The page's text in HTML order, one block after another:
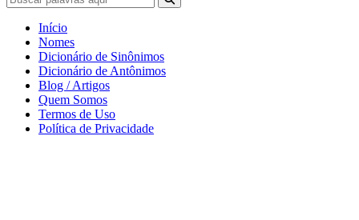
Início
Nomes
Dicionário de Sinônimos
Dicionário de Antônimos
Blog / Artigos
Quem Somos
Termos de Uso
Política de Privacidade